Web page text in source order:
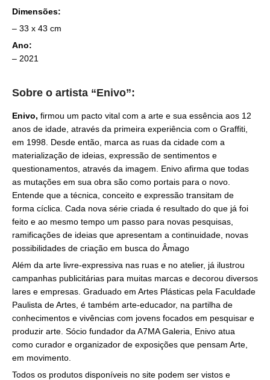
Dimensões:
– 33 x 43 cm
Ano:
– 2021
Sobre o artista “Enivo”:
Enivo, firmou um pacto vital com a arte e sua essência aos 12
anos de idade, através da primeira experiência com o Graffiti,
em 1998. Desde então, marca as ruas da cidade com a
materialização de ideias, expressão de sentimentos e
questionamentos, através da imagem. Enivo afirma que todas
as mutações em sua obra são como portais para o novo.
Entende que a técnica, conceito e expressão transitam de
forma cíclica. Cada nova série criada é resultado do que já foi
feito e ao mesmo tempo um passo para novas pesquisas,
ramificações de ideias que apresentam a continuidade, novas
possibilidades de criação em busca do Âmago
Além da arte livre-expressiva nas ruas e no atelier, já ilustrou
campanhas publicitárias para muitas marcas e decorou diversos
lares e empresas. Graduado em Artes Plásticas pela Faculdade
Paulista de Artes, é também arte-educador, na partilha de
conhecimentos e vivências com jovens focados em pesquisar e
produzir arte. Sócio fundador da A7MA Galeria, Enivo atua
como curador e organizador de exposições que pensam Arte,
em movimento.
Todos os produtos disponíveis no site podem ser vistos e